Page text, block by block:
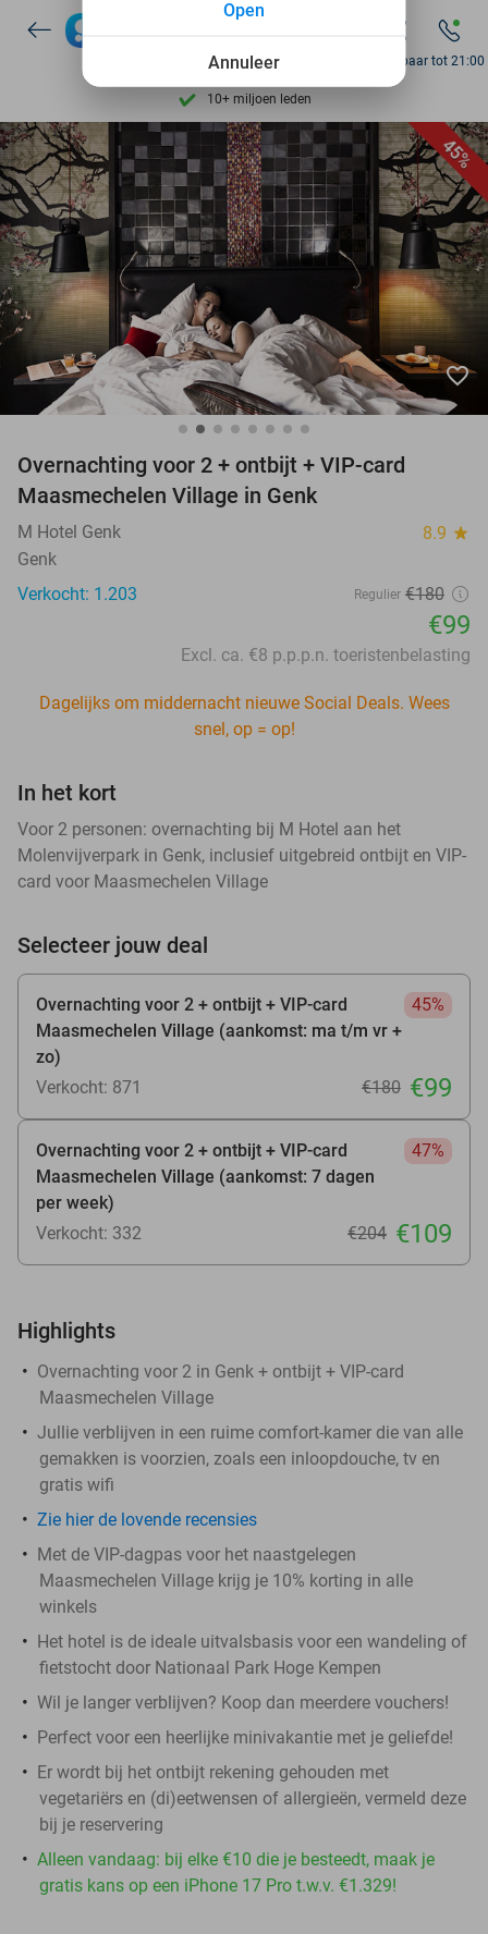
7 dagen per week beschikbaar
10+ miljoen leden
9,4 op basis van
Ontdek 15.000+ deals
7 dagen per week beschikbaar
10+ miljoen leden
Bereikbaar tot 21:00
45%
favorite_border
Overnachting voor 2 + ontbijt + VIP-card
Maasmechelen Village in Genk
M Hotel Genk 8.9 star
Genk
Verkocht: 1.203
Regulier €180
€99
Excl. ca. €8 p.p.p.n. toeristenbelasting
Dagelijks om middernacht nieuwe Social Deals. Wees
snel, op = op!
In het kort
Voor 2 personen: overnachting bij M Hotel aan het
Molenvijverpark in Genk, inclusief uitgebreid ontbijt en VIP-
card voor Maasmechelen Village
Selecteer jouw deal
Overnachting voor 2 + ontbijt + VIP-card
Maasmechelen Village (aankomst: ma t/m vr +
zo)
45%
Verkocht: 871 €180 €99
Overnachting voor 2 + ontbijt + VIP-card
Maasmechelen Village (aankomst: 7 dagen
per week)
47%
Verkocht: 332 €204 €109
Highlights
Overnachting voor 2 in Genk + ontbijt + VIP-card
Maasmechelen Village
Jullie verblijven in een ruime comfort-kamer die van alle
gemakken is voorzien, zoals een inloopdouche, tv en
gratis wifi
Zie hier de lovende recensies
Met de VIP-dagpas voor het naastgelegen
Maasmechelen Village krijg je 10% korting in alle
winkels
Het hotel is de ideale uitvalsbasis voor een wandeling of
fietstocht door Nationaal Park Hoge Kempen
Wil je langer verblijven? Koop dan meerdere vouchers!
Perfect voor een heerlijke minivakantie met je geliefde!
Er wordt bij het ontbijt rekening gehouden met
vegetariërs en (di)eetwensen of allergieën, vermeld deze
bij je reservering
Alleen vandaag: bij elke €10 die je besteedt, maak je
gratis kans op een iPhone 17 Pro t.w.v. €1.329!
Annuleer
Open